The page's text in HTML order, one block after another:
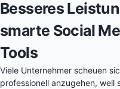
Besseres
smarte Social
Tools
Viele Unternehmer scheuen
professionell anzugehen, weil